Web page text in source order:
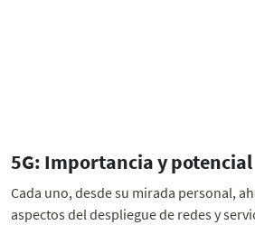
5G: Importancia y potencial
Cada uno, desde su mirada personal,
aspectos del despliegue de redes y